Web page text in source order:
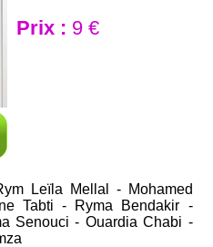
Prix : 9 €
Leïla Mellal - Mohamed
Tabti - Ryma Bendakir -
Senouci - Ouardia Chabi -